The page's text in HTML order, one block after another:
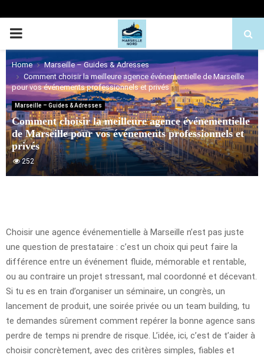
PRIMARY
MENU
Home
Marseille – Guides & Adresses
Comment choisir la meilleure agence événementielle de Marseille
pour vos événements professionnels et privés
Marseille – Guides & Adresses
Comment choisir la meilleure agence événementielle
de Marseille pour vos événements professionnels et
privés
252
Choisir une agence événementielle à Marseille n’est pas juste
une question de prestataire : c’est un choix qui peut faire la
différence entre un événement fluide, mémorable et rentable,
ou au contraire un projet stressant, mal coordonné et décevant.
Si tu es en train d’organiser un séminaire, un congrès, un
lancement de produit, une soirée privée ou un team building, tu
te demandes sûrement comment repérer la bonne agence sans
perdre de temps ni prendre de risque. L’idée, ici, c’est de t’aider à
choisir concrètement, avec des critères simples, fiables et